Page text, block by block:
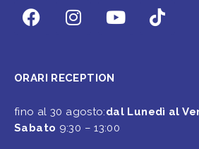
ORARI RECEPTION
fino al 30 agosto:dal Lunedì al
Sabato 9:30 – 13:00